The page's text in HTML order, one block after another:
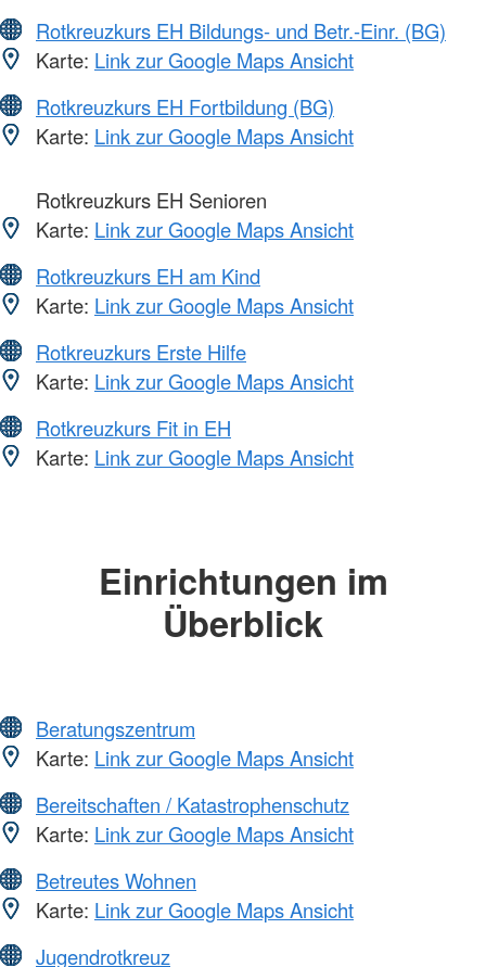
Rotkreuzkurs EH Bildungs- und Betr.-Einr. (BG)
Karte: Link zur Google Maps Ansicht
Rotkreuzkurs EH Fortbildung (BG)
Karte: Link zur Google Maps Ansicht
Rotkreuzkurs EH Senioren
Karte: Link zur Google Maps Ansicht
Rotkreuzkurs EH am Kind
Karte: Link zur Google Maps Ansicht
Rotkreuzkurs Erste Hilfe
Karte: Link zur Google Maps Ansicht
Rotkreuzkurs Fit in EH
Karte: Link zur Google Maps Ansicht
Einrichtungen im
Überblick
Beratungszentrum
Karte: Link zur Google Maps Ansicht
Bereitschaften / Katastrophenschutz
Karte: Link zur Google Maps Ansicht
Betreutes Wohnen
Karte: Link zur Google Maps Ansicht
Jugendrotkreuz